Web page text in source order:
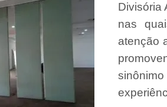
Divisória
nas
atenção